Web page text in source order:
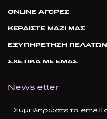
ONLINE ΑΓΟΡΕΣ
ΚΕΡΔΙΣΤΕ ΜΑΖΙ ΜΑΣ
ΕΞΥΠΗΡΕΤΗΣΗ ΠΕΛΑΤΩΝ
ΣΧΕΤΙΚΑ ΜΕ ΕΜΑΣ
Newsletter